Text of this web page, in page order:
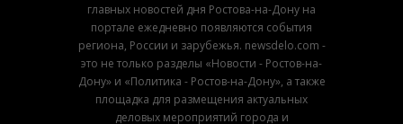
главных новостей дня Ростова-на-Дону на
портале ежедневно появляются события
региона, России и зарубежья. newsdelo.com -
это не только разделы «Новости - Ростов-на-
Дону» и «Политика - Ростов-на-Дону», а также
площадка для размещения актуальных
деловых мероприятий города и